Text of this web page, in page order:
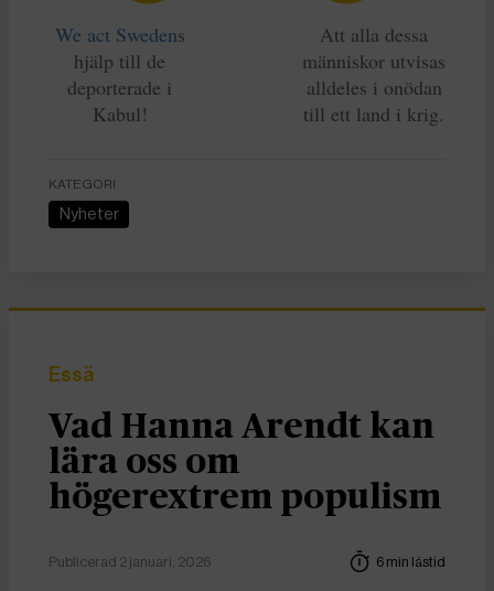
We act Swedens
hjälp till de
deporterade i
Kabul!
Att alla dessa
människor utvisas
alldeles i onödan
till ett land i krig.
KATEGORI
Nyheter
Essä
Vad Hanna Arendt kan
lära oss om
högerextrem populism
Publicerad 2 januari, 2026 6 min lästid